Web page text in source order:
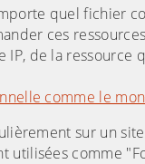
quel fichier
ces
de la
comme le
sur un
utilisées comme